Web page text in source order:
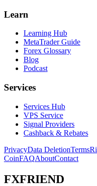
Learn
Learning Hub
MetaTrader Guide
Forex Glossary
Blog
Podcast
Services
Services Hub
VPS Service
Signal Providers
Cashback & Rebates
PrivacyData DeletionTerms
CoinFAQAboutContact
FXFRIEND